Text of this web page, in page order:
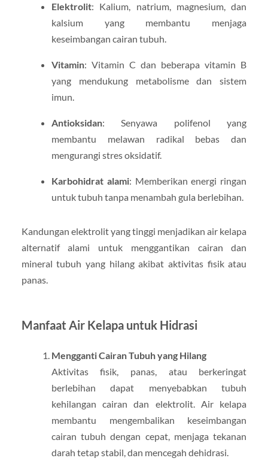
Elektrolit: Kalium, natrium, magnesium, dan
kalsium yang membantu menjaga
keseimbangan cairan tubuh.
Vitamin: Vitamin C dan beberapa vitamin B
yang mendukung metabolisme dan sistem
imun.
Antioksidan: Senyawa polifenol yang
membantu melawan radikal bebas dan
mengurangi stres oksidatif.
Karbohidrat alami: Memberikan energi ringan
untuk tubuh tanpa menambah gula berlebihan.
Kandungan elektrolit yang tinggi menjadikan air kelapa
alternatif alami untuk menggantikan cairan dan
mineral tubuh yang hilang akibat aktivitas fisik atau
panas.
Manfaat Air Kelapa untuk Hidrasi
Mengganti Cairan Tubuh yang Hilang
Aktivitas fisik, panas, atau berkeringat
berlebihan dapat menyebabkan tubuh
kehilangan cairan dan elektrolit. Air kelapa
membantu mengembalikan keseimbangan
cairan tubuh dengan cepat, menjaga tekanan
darah tetap stabil, dan mencegah dehidrasi.